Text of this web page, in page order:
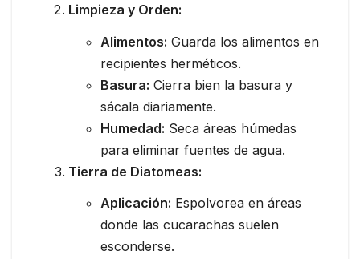
Limpieza y Orden:
Alimentos: Guarda los alimentos en
recipientes herméticos.
Basura: Cierra bien la basura y
sácala diariamente.
Humedad: Seca áreas húmedas
para eliminar fuentes de agua.
Tierra de Diatomeas:
Aplicación: Espolvorea en áreas
donde las cucarachas suelen
esconderse.